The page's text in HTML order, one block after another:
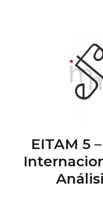
EITAM 5